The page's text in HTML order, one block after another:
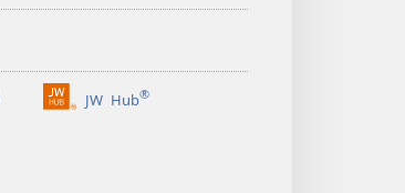
JW Hub®
(opens